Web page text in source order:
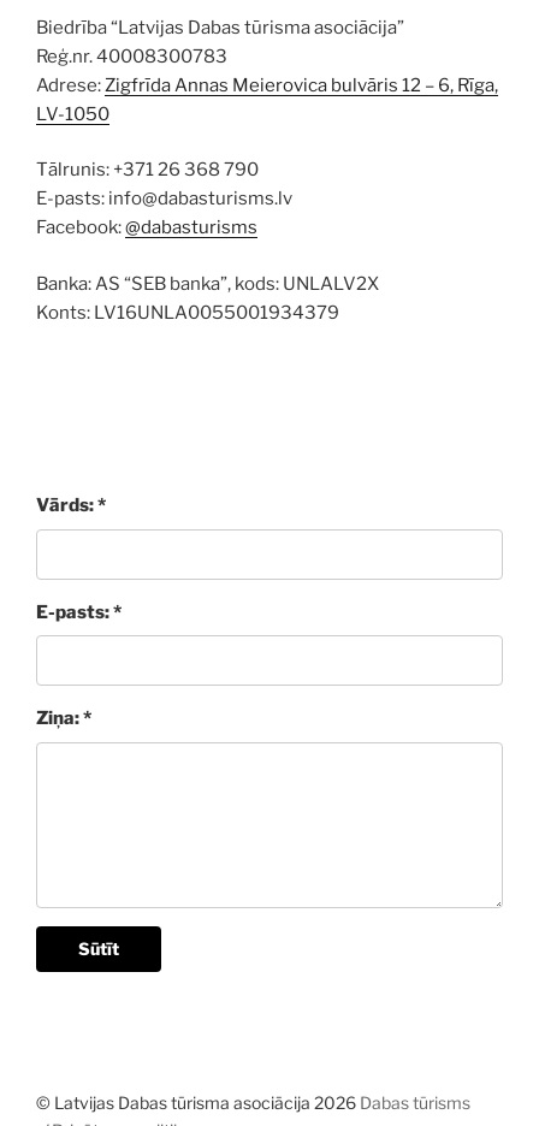
Biedrība “Latvijas Dabas tūrisma asociācija”
Reģ.nr. 40008300783
Adrese:Zigfrīda Annas Meierovica bulvāris 12 – 6, Rīga,
LV-1050
Tālrunis: +371 26 368 790
E-pasts: info@dabasturisms.lv
Facebook:@dabasturisms
Banka: AS “SEB banka”, kods: UNLALV2X
Konts: LV16UNLA0055001934379
Vārds: *
E-pasts: *
Ziņa: *
Sūtīt
© Latvijas Dabas tūrisma asociācija 2026 Dabas tūrisms